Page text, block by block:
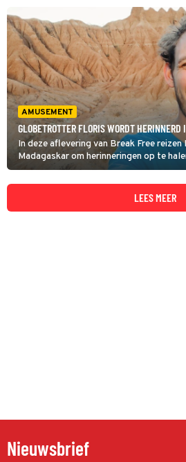
AMUSEMENT
GLOBETROTTER FLORIS WORDT HERINNERD
In deze aflevering van Break Free reizen
Madagaskar om herinneringen op te
kwam om het leven bij een ongeluk. De
altijd om het verlies van de jonge
LEES MEER
Nieuwsbrief